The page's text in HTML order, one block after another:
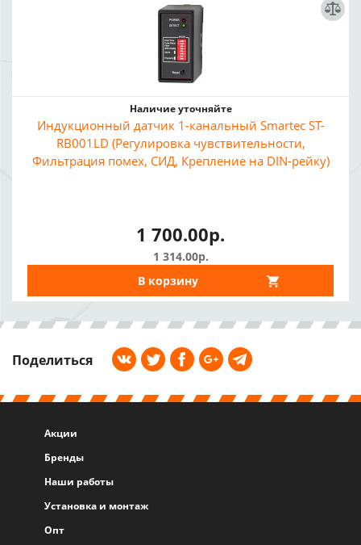
Наличие уточняйте
Индукционный датчик 1-канальный Smartec ST-
RB001LD (Регулировка чувствительности,
Фильтрация помех, СИД, Крепление на DIN-рейку)
1 700.00р.
1 314.00р.
В корзину
Поделиться
Акции
Бренды
Наши работы
Установка и монтаж
Опт